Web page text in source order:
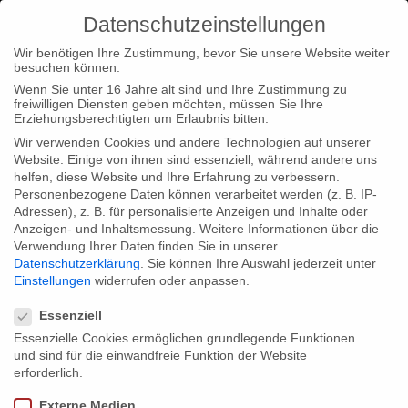
Home Typ|News
“Nelson Mandela: the myth & me” bei
Human Rights Watch
“Nelson Mandela: the myth & me” bei
Human Rights Watch
Wir freuen uns sehr, dass unsere Dokumentation “Nelson
Mandela: the myth & me” beim Human Rights Watch Film
Datenschutzeinstellungen
Wir benötigen Ihre Zustimmung, bevor Sie unsere Website weiter
besuchen können.
Wenn Sie unter 16 Jahre alt sind und Ihre Zustimmung zu
freiwilligen Diensten geben möchten, müssen Sie Ihre
Erziehungsberechtigten um Erlaubnis bitten.
Wir verwenden Cookies und andere Technologien auf unserer
Website. Einige von ihnen sind essenziell, während andere uns
helfen, diese Website und Ihre Erfahrung zu verbessern.
Personenbezogene Daten können verarbeitet werden (z. B. IP-
Adressen), z. B. für personalisierte Anzeigen und Inhalte oder
Anzeigen- und Inhaltsmessung. Weitere Informationen über die
Verwendung Ihrer Daten finden Sie in unserer
Datenschutzerklärung
Sie können Ihre Auswahl jederzeit unter
Einstellungen widerrufen oder anpassen.
Essenziell
Essenzielle Cookies ermöglichen grundlegende Funktionen
und sind für die einwandfreie Funktion der Website
erforderlich.